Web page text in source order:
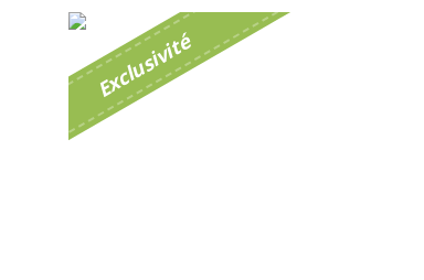
E
x
c
l
u
s
i
v
i
t
é